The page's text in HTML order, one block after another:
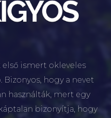
ismert okleveles
Bizonyos, hogy a nevet
használták, mert egy
bizonyítja, hogy